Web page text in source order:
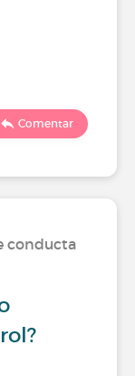
Comentar
conducta